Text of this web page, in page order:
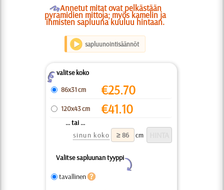
OAnnetut mitat ovat pelkästään
pyramidien mittoja; myös kamelin ja
ihmisten sapluuna kuuluu hintaan.
sapluunointisäännöt
Zvalitse koko
86x31 cm
€25.70
120x43 cm €41.10
... tai ...
sinun koko
cm
Valitse sapluunan tyyppi
Y
tavallinen